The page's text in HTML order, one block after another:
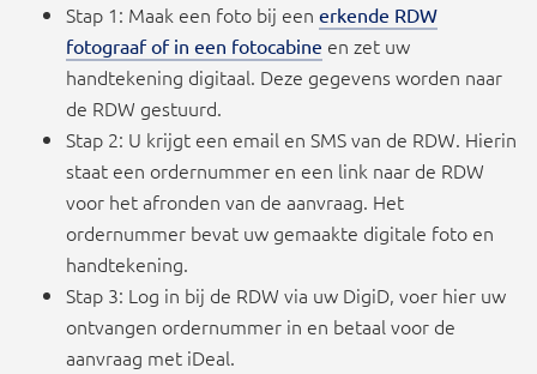
Stap 1: Maak een foto bij een erkende RDW
fotograaf of in een fotocabine en zet uw
handtekening digitaal. Deze gegevens worden naar
de RDW gestuurd.
Stap 2: U krijgt een email en SMS van de RDW. Hierin
staat een ordernummer en een link naar de RDW
voor het afronden van de aanvraag. Het
ordernummer bevat uw gemaakte digitale foto en
handtekening.
Stap 3: Log in bij de RDW via uw DigiD, voer hier uw
ontvangen ordernummer in en betaal voor de
aanvraag met iDeal.